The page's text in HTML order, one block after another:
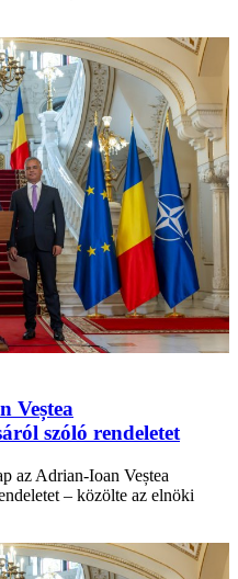
Veștea
szóló rendeletet
az Adrian-Ioan Veștea
– közölte az elnöki